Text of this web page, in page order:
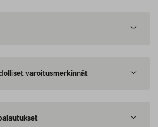
varoitusmerkinnät